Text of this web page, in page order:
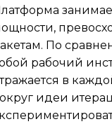
По
рабочий
в
идеи